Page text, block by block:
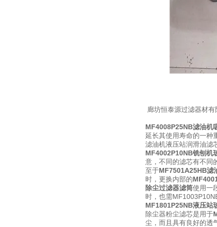
廊坊恒泰源过滤器材有
MF4008P25NB滤油机
延长其使用寿命的一种
滤油机液压站润滑油滤
MF4002P10NB铣刨机
意，不同的滤芯有不同
至于MF7501A25HB滤
时，更换内部的
除尘过滤器滤筒使用一
时，也需
MF1801P25NB液压站
除尘器粉尘滤芯是用于
尘，而且具有良好的透